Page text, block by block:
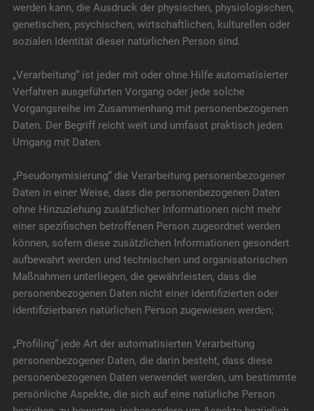
werden kann, die Ausdruck der physischen, physiologischen,
genetischen, psychischen, wirtschaftlichen, kulturellen oder
sozialen Identität dieser natürlichen Person sind.
„Verarbeitung“ ist jeder mit oder ohne Hilfe automatisierter
Verfahren ausgeführten Vorgang oder jede solche
Vorgangsreihe im Zusammenhang mit personenbezogenen
Daten. Der Begriff reicht weit und umfasst praktisch jeden
Umgang mit Daten.
„Pseudonymisierung“ die Verarbeitung personenbezogener
Daten in einer Weise, dass die personenbezogenen Daten
ohne Hinzuziehung zusätzlicher Informationen nicht mehr
einer spezifischen betroffenen Person zugeordnet werden
können, sofern diese zusätzlichen Informationen gesondert
aufbewahrt werden und technischen und organisatorischen
Maßnahmen unterliegen, die gewährleisten, dass die
personenbezogenen Daten nicht einer identifizierten oder
identifizierbaren natürlichen Person zugewiesen werden;
„Profiling“ jede Art der automatisierten Verarbeitung
personenbezogener Daten, die darin besteht, dass diese
personenbezogenen Daten verwendet werden, um bestimmte
persönliche Aspekte, die sich auf eine natürliche Person